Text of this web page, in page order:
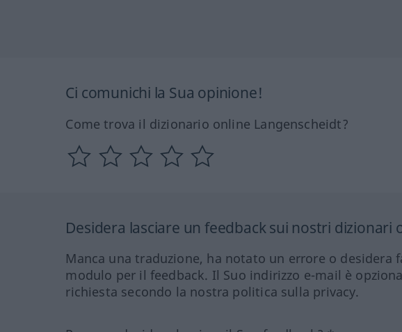
Ci comunichi la Sua opinione!
Come trova il dizionario online Langenscheidt?
Desidera lasciare un feedback sui nostri dizionari
Manca una traduzione, ha notato un errore o
modulo per il feedback. Il Suo indirizzo e-mail è
richiesta secondo la nostra politica sulla privacy.